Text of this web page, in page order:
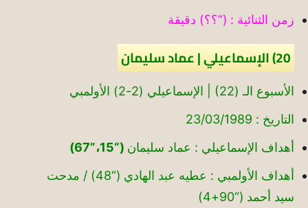
زمن الثنائية : (“؟؟) دقيقة
20) الإسماعيلي | عماد سليمان
الأسبوع الـ (22) | الإسماعيلي (2-2) الأولمبي
التاريخ : 23/03/1989
أهداف الإسماعيلي : عماد سليمان (“15،”67)
أهداف الأولمبي : عطيه عبد الهادي (“48) / مدحت
سيد أحمد (“90+4)